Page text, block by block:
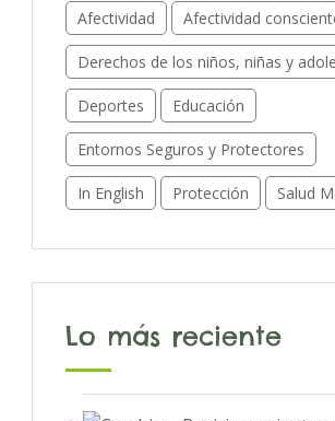
Afectividad Afectividad
Derechos de los niños, niñas y
Deportes Educación
Entornos Seguros y Protectores
In English Protección Salud
Lo más reciente